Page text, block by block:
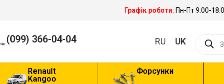
Графік роботи: Пн-Пт 9:00-
(099) 366-04-04 RU UK
Renault
Kangoo
Форсунки